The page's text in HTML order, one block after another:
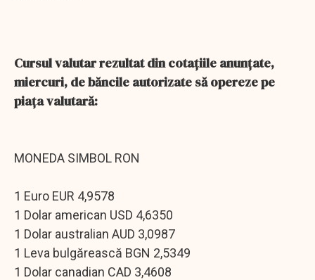
Cursul valutar rezultat din cotaţiile anunţate,
miercuri, de băncile autorizate să opereze pe
piaţa valutară:
MONEDA SIMBOL RON
1 Euro EUR 4,9578
1 Dolar american USD 4,6350
1 Dolar australian AUD 3,0987
1 Leva bulgărească BGN 2,5349
1 Dolar canadian CAD 3,4608